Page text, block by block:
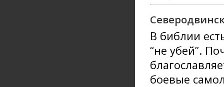
В библии
“не убей”.
боевые